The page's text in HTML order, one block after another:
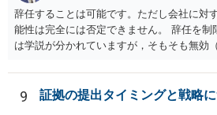
辞任することは可能です。ただし会社に対
能性は完全には否定できません。 辞任を制
は学説が分かれていますが，そもそも無効
る可能性があると考える説が有力です。 た
場合でも，会社にとって「不利な時期」に
得ない事由」がない限り，会社の損害を賠
9 証拠の提出タイミングと戦略